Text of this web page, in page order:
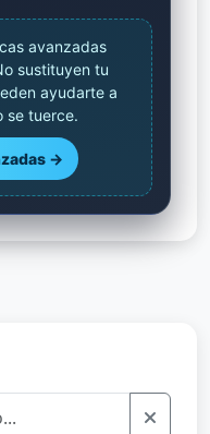
avanzadas
sustituyen tu
ayudarte a
se tuerce.
→